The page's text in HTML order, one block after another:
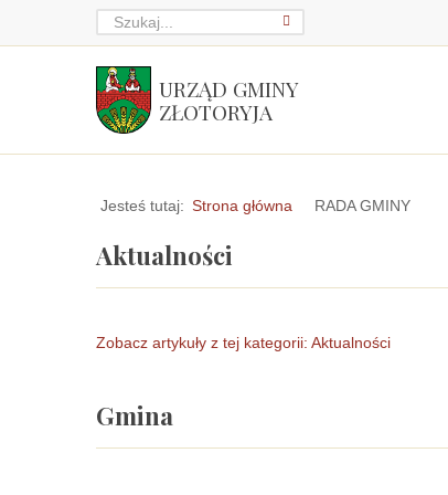
URZĄD GMINY
ZŁOTORYJA
Jesteś tutaj: Strona główna RADA GMINY
Aktualności
Zobacz artykuły z tej kategorii: Aktualności
Linki
Gmina